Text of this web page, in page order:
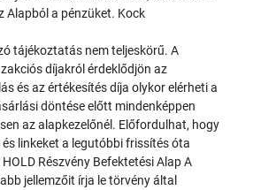
Alapból a pénzüket. Kock
tájékoztatás nem teljeskörű. A
díjakról érdeklődjön az
és az értékesítés díja olykor elérheti a
döntése előtt mindenképpen
az alapkezelőnél. Előfordulhat, hogy
linkeket a legutóbbi frissítés óta
Részvény Befektetési Alap A
jellemzőit írja le törvény által